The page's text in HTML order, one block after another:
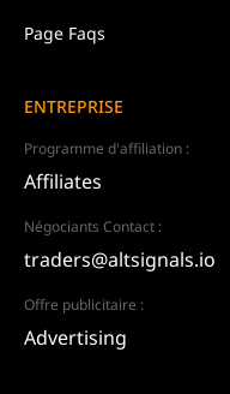
Page Faqs
ENTREPRISE
Programme d'affiliation :
Affiliates
Négociants Contact :
traders@altsignals.io
Offre publicitaire :
Advertising